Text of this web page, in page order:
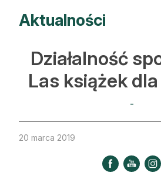
Artykuły
Hodowla lasu
Ochrona lasu
Nowe technologie
Kultura i historia
Aktualności
Działalność
Las książek
-
20 marca 2019